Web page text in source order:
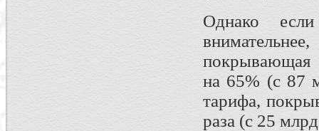
Однако
покрывающая
на 65% (с 87
тарифа,
раза (с 25